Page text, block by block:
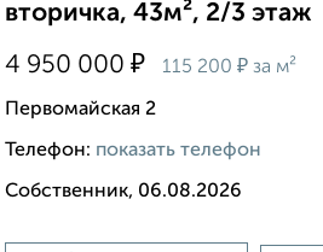
вторичка, 43м², 2/3 этаж
4 950 000 ₽ 115 200 ₽ за м²
Первомайская 2
Телефон: показать телефон
Собственник, 06.08.2026